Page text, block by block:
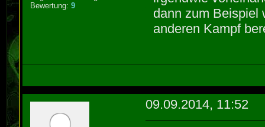
Bewertung:9
dann zum Beispiel
anderen Kampf
09.09.2014, 11:52